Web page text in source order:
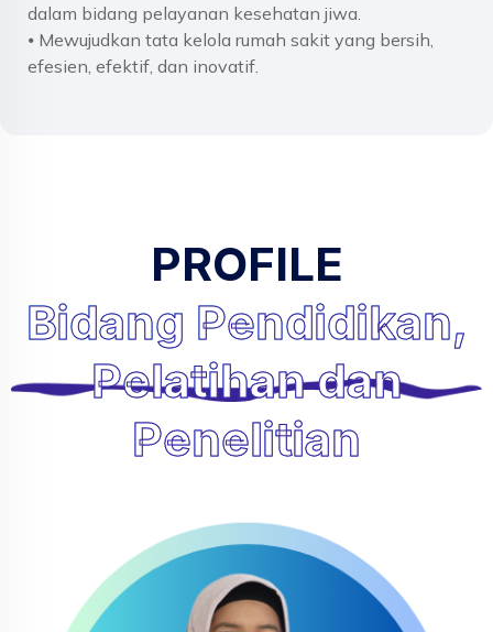
dalam bidang pelayanan kesehatan jiwa.
⦁ Mewujudkan tata kelola rumah sakit yang bersih,
efesien, efektif, dan inovatif.
PROFILE
Bidang Pendidikan,
Pelatihan dan
Penelitian